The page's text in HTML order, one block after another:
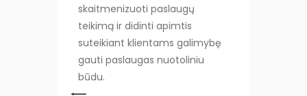
skaitmenizuoti paslaugų
teikimą ir didinti apimtis
suteikiant klientams galimybę
gauti paslaugas nuotoliniu
būdu.